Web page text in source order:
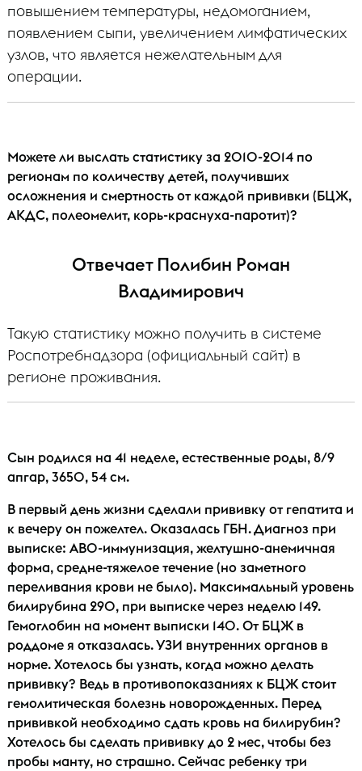
повышением температуры, недомоганием,
появлением сыпи, увеличением лимфатических
узлов, что является нежелательным для
операции.
Можете ли выслать статистику за 2010-2014 по
регионам по количеству детей, получивших
осложнения и смертность от каждой прививки (БЦЖ,
АКДС, полеомелит, корь-краснуха-паротит)?
Отвечает Полибин Роман
Владимирович
Такую статистику можно получить в системе
Роспотребнадзора (официальный сайт) в
регионе проживания.
Сын родился на 41 неделе, естественные роды, 8/9
апгар, 3650, 54 см.
В первый день жизни сделали прививку от гепатита и
к вечеру он пожелтел. Оказалась ГБН. Диагноз при
выписке: AB0-иммунизация, желтушно-анемичная
форма, средне-тяжелое течение (но заметного
переливания крови не было). Максимальный уровень
билирубина 290, при выписке через неделю 149.
Гемоглобин на момент выписки 140. От БЦЖ в
роддоме я отказалась. УЗИ внутренних органов в
норме. Хотелось бы узнать, когда можно делать
прививку? Ведь в противопоказаниях к БЦЖ стоит
гемолитическая болезнь новорожденных. Перед
прививкой необходимо сдать кровь на билирубин?
Хотелось бы сделать прививку до 2 мес, чтобы без
пробы манту, но страшно. Сейчас ребенку три